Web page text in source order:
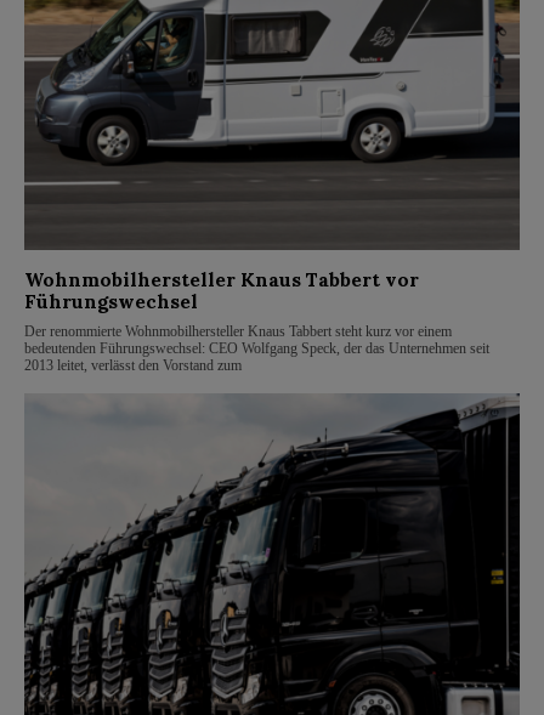
Wohnmobilhersteller Knaus Tabbert vor
Führungswechsel
Der renommierte Wohnmobilhersteller Knaus Tabbert steht kurz vor einem
bedeutenden Führungswechsel: CEO Wolfgang Speck, der das Unternehmen seit
2013 leitet, verlässt den Vorstand zum